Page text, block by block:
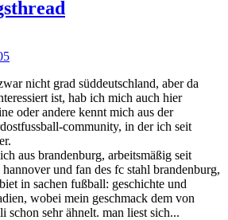
nicht grad süddeutschland, aber da
ist, hab ich mich auch hier
oder andere kennt mich aus der
community, in der ich seit
aus brandenburg, arbeitsmäßig seit
und fan des fc stahl brandenburg,
in sachen fußball: geschichte und
wobei mein geschmack dem von
schon sehr ähnelt. man liest sich...